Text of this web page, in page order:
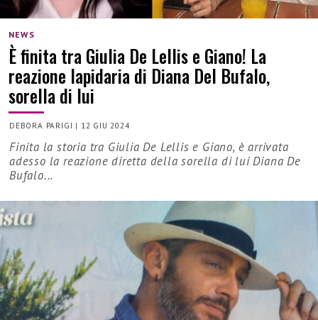
NEWS
È finita tra Giulia De Lellis e Giano! La
reazione lapidaria di Diana Del Bufalo,
sorella di lui
DEBORA PARIGI | 12 GIU 2024
Finita la storia tra Giulia De Lellis e Giano, è arrivata
adesso la reazione diretta della sorella di lui Diana De
Bufalo...